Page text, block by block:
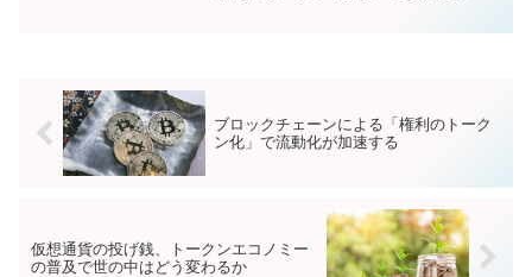
ブロックチェーンによる「権利のトーク
ン化」で流動化が加速する
仮想通貨の投げ銭、トークンエコノミー
の普及で世の中はどう変わるか